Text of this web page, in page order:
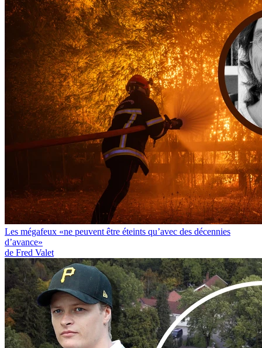
Les mégafeux «ne peuvent être éteints qu’avec des décennies
d’avance»
de Fred Valet